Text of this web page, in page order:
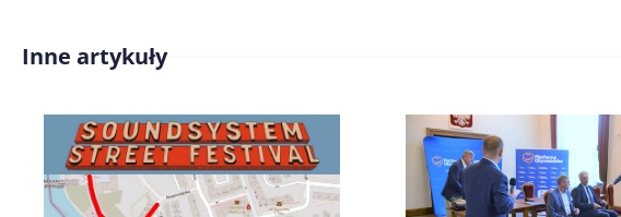
Inne artykuły